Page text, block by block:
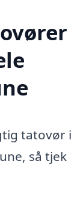
tatovør i
så tjek